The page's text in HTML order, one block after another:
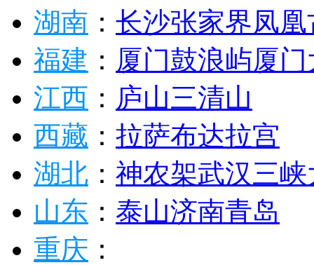
湖南 ： 长沙张家界凤
福建 ： 厦门鼓浪屿厦
江西 ： 庐山三清山
西藏 ： 拉萨布达拉宫
湖北 ： 神农架武汉三
山东 ： 泰山济南青岛
重庆 ：